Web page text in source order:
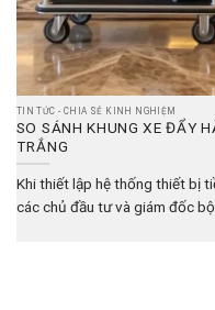
TIN TỨC - CHIA SẺ KINH NGHIỆM
SO SÁNH KHUNG XE ĐẨY
TRẮNG
Khi thiết lập hệ thống thiết bị
các chủ đầu tư và giám đốc